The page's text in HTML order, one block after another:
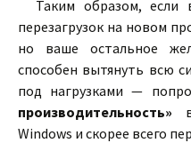
Таким образом, если
перезагрузок на новом
но ваше остальное
способен вытянуть всю
под нагрузками —
производительность»
Windows и скорее всего